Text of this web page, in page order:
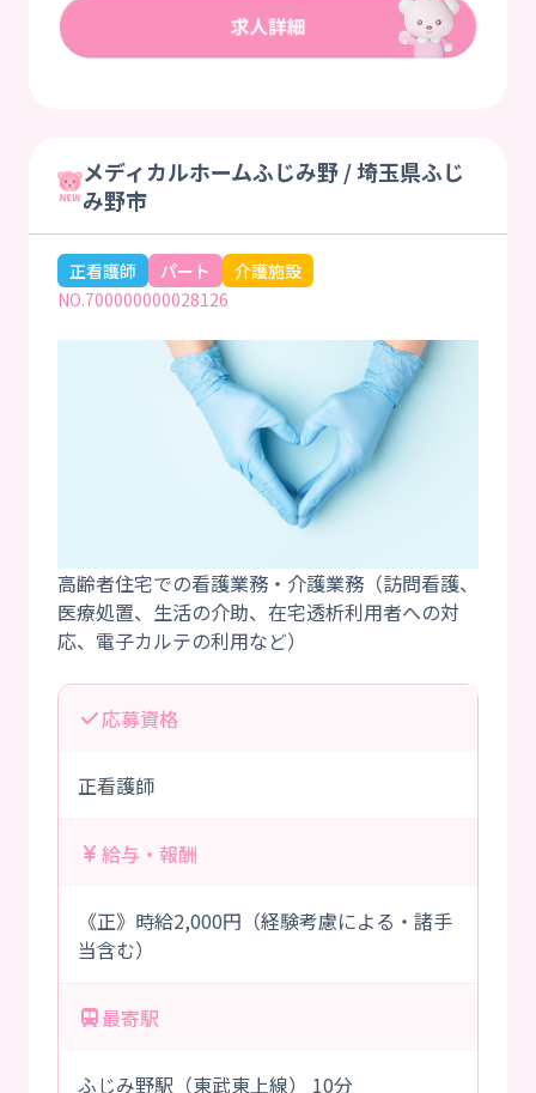
メディカルホームふじみ野 / 埼玉県ふじ
み野市
正看護師 パート
介護施設
NO.700000000028126
高齢者住宅での看護業務・介護業務（訪問看護、
医療処置、生活の介助、在宅透析利用者への対
応募資格
正看護師
給与・報酬
《正》時給2,000円（経験考慮による・諸手
当含む）
最寄駅
ふじみ野駅（東武東上線） 10分